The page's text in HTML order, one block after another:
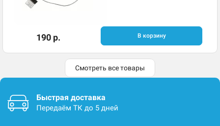
190 р. В корзину
Смотреть все товары
Быстрая доставка
Передаём ТК до 5 дней